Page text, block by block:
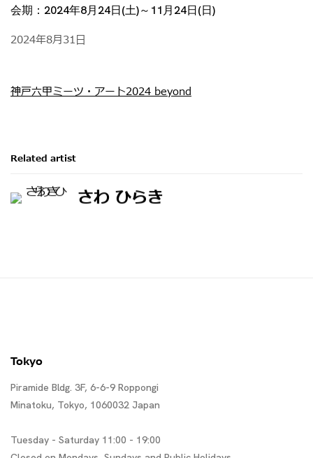
会期：2024年8月24日(土)～11月24日(日)
2024年8月31日
神戸六甲ミーツ・アート2024 beyond
Related artist
さわ ひらき
Tokyo
Piramide Bldg. 3F, 6-6-9 Roppongi
Minatoku, Tokyo, 1060032 Japan
Tuesday - Saturday 11:00 - 19:00